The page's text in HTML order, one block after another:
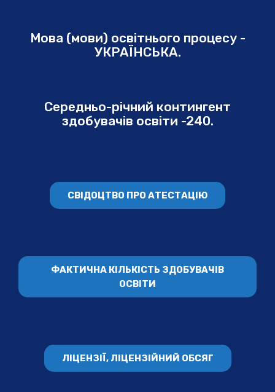
Мова (мови) освітнього процесу -
УКРАЇНСЬКА.
Середньо-річний контингент
здобувачів освіти -240.
СВІДОЦТВО ПРО АТЕСТАЦІЮ
ФАКТИЧНА КІЛЬКІСТЬ ЗДОБУВАЧІВ
ОСВІТИ
ЛІЦЕНЗІЇ, ЛІЦЕНЗІЙНИЙ ОБСЯГ